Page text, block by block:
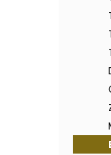
200ML
749